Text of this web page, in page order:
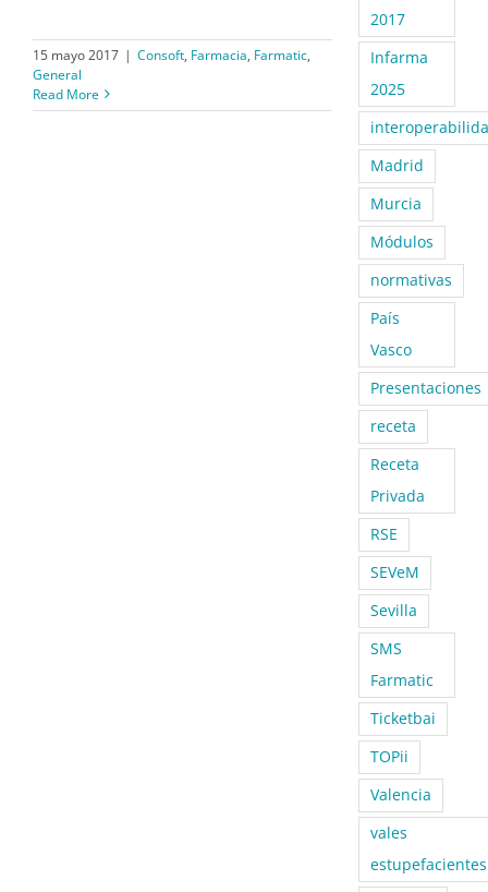
15 mayo 2017 | Consoft, Farmacia, Farmatic,
General
Read More
2017
Infarma
2025
Madrid
Murcia
Módulos
normativas
País
Vasco
Presentaciones
receta
Receta
Privada
RSE
SEVeM
Sevilla
SMS
Farmatic
Ticketbai
TOPii
Valencia
vales
estupefacientes